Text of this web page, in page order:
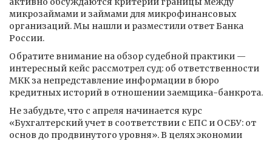
микрозаймами и займами для микрофинансовых
организаций. Мы нашли и разместили ответ Банка
России.
Обратите внимание на обзор судебной практики —
интересный кейс рассмотрел суд: об ответственности
МКК за непредставление информации в бюро
кредитных историй в отношении заемщика-банкрота.
Не забудьте, что с апреля начинается курс
«Бухгалтерский учет в соответствии с ЕПС и ОСБУ: от
основ до продвинутого уровня». В целях экономии